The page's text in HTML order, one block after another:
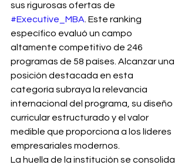
sus rigurosas ofertas de
#Executive_MBA . Este ranking
específico evaluó un campo
altamente competitivo de 246
programas de 58 países. Alcanzar una
posición destacada en esta
categoría subraya la relevancia
internacional del programa, su diseño
curricular estructurado y el valor
medible que proporciona a los líderes
empresariales modernos.
La huella de la institución se consolida